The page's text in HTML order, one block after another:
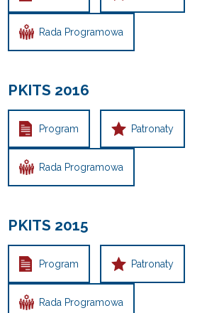
Rada Programowa
PKITS 2016
Program Patronaty
Rada Programowa
PKITS 2015
Program Patronaty
Rada Programowa